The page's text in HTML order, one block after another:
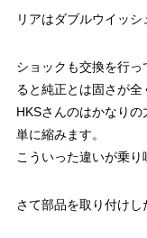
リアはダブルウイッシ
ショックも交換を行
ると純正とは固さが全
HKSさんのはかなり
単に縮みます。
こういった違いが乗り
さて部品を取り付けし